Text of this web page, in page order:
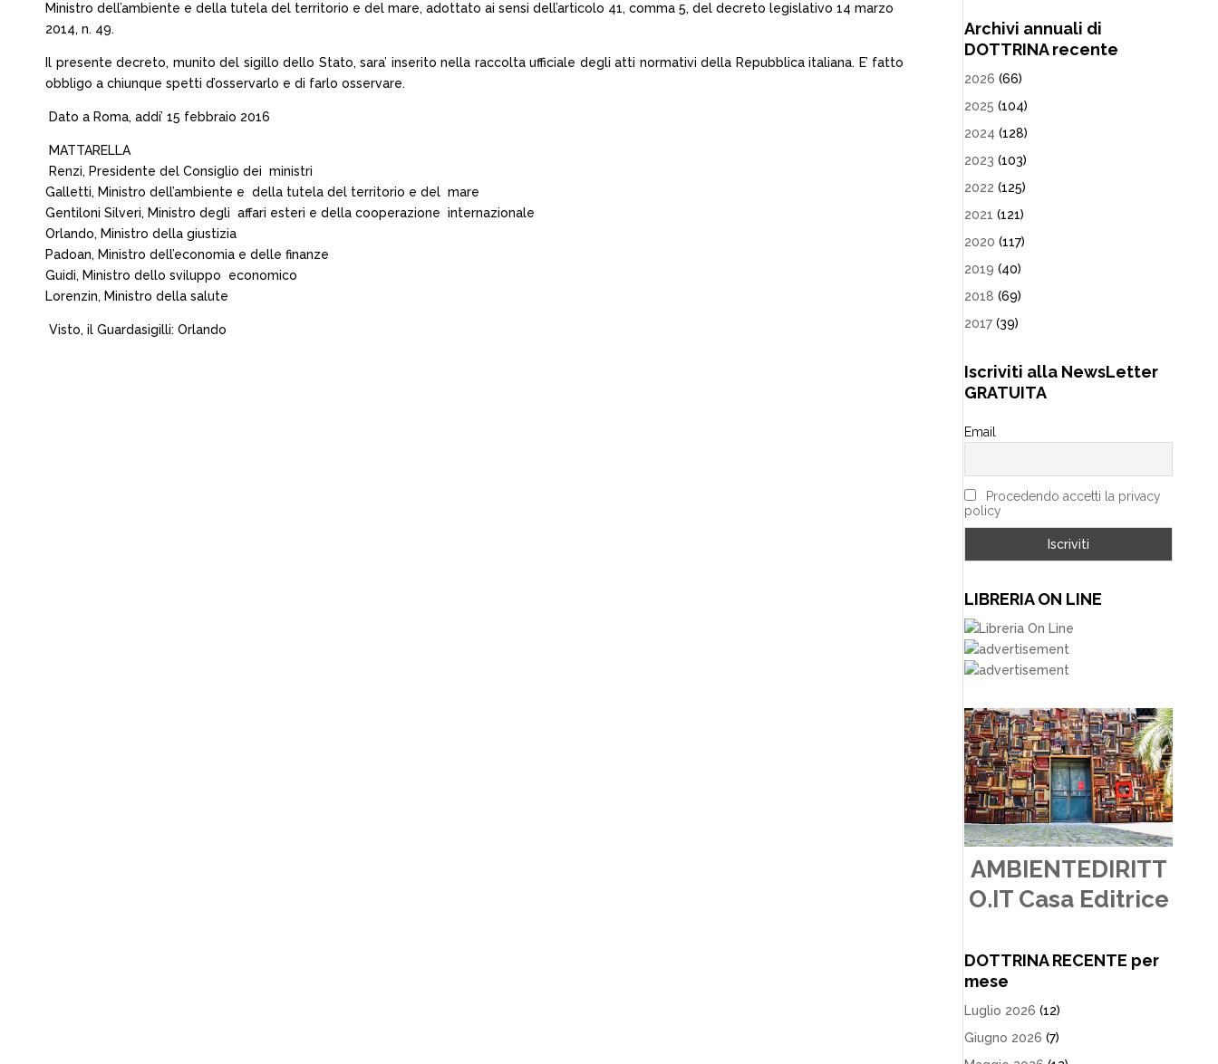
Ministro dell’ambiente e della tutela del territorio e del mare, adottato ai sensi dell’articolo 41, comma 5, del decreto legislativo 14 marzo
2014, n. 49.
Il presente decreto, munito del sigillo dello Stato, sara’ inserito nella raccolta ufficiale degli atti normativi della Repubblica italiana. E’ fatto
obbligo a chiunque spetti d’osservarlo e di farlo osservare.
Dato a Roma, addi’ 15 febbraio 2016
MATTARELLA
Renzi, Presidente del Consiglio dei ministri
Galletti, Ministro dell’ambiente e della tutela del territorio e del mare
Gentiloni Silveri, Ministro degli affari esteri e della cooperazione internazionale
Orlando, Ministro della giustizia
Padoan, Ministro dell’economia e delle finanze
Guidi, Ministro dello sviluppo economico
Lorenzin, Ministro della salute
Visto, il Guardasigilli: Orlando
Archivi annuali di
DOTTRINA recente
2026 (66)
2025 (104)
2024 (128)
2023 (103)
2022 (125)
2021 (121)
2020 (117)
2019 (40)
2018 (69)
2017 (39)
Iscriviti alla NewsLetter
GRATUITA
Email
Procedendo accetti la privacy
policy
LIBRERIA ON LINE
AMBIENTEDIRITT
O.IT Casa Editrice
DOTTRINA RECENTE per
mese
Luglio 2026 (12)
Giugno 2026 (7)